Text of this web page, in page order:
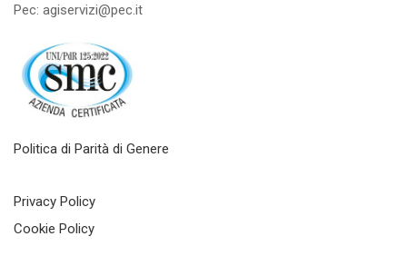
Pec: agiservizi@pec.it
Politica di Parità di Genere
Privacy Policy
Cookie Policy